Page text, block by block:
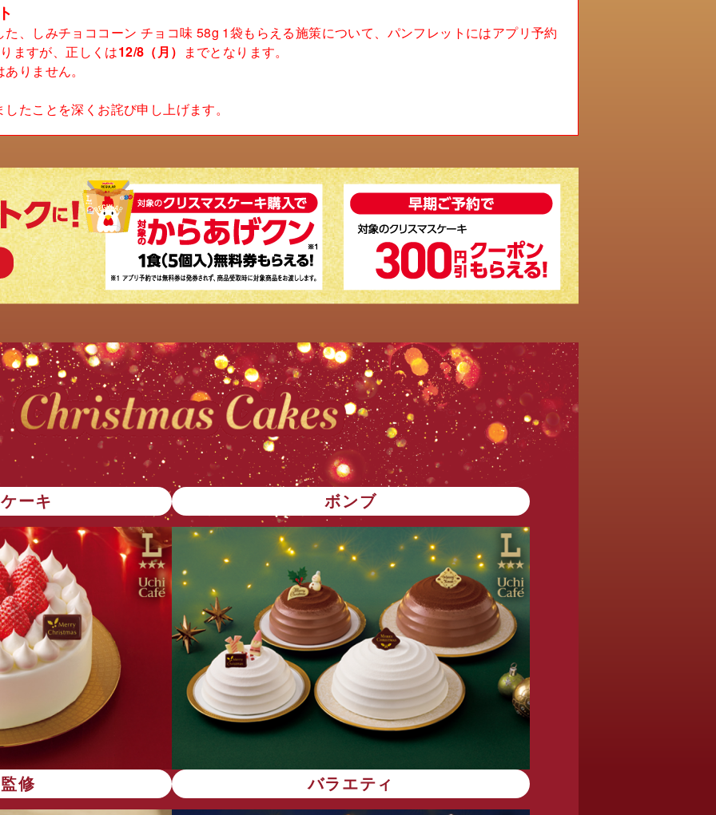
、しみチョココーン チョコ味 58g 1袋もらえる施策について、パンフレットにはアプリ予約
ますが、正しくは12/8（月） までとなります。
りません。
たことを深くお詫び申し上げます。
ーキ ボンブ
修 バラエティ